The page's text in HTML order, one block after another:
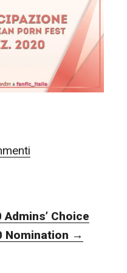
Choice
Nomination →